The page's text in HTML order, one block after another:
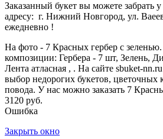
Заказанный букет вы можете забрать
адресу: г. Нижний Новгород, ул.
ежедневно !
На фото - 7 Красных гербер с
композиции: Гербера - 7 шт, Зелень,
Лента атласная , . На сайте sbuket-
выбор недорогих букетов,
повода. У нас можно заказать 7
3120 руб.
Ошибка
Закрыть окно